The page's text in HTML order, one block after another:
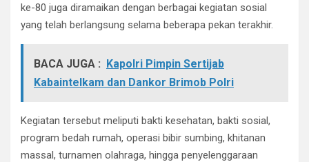
ke-80 juga diramaikan dengan berbagai kegiatan sosial
yang telah berlangsung selama beberapa pekan terakhir.
BACA JUGA : Kapolri Pimpin Sertijab
Kabaintelkam dan Dankor Brimob Polri
Kegiatan tersebut meliputi bakti kesehatan, bakti sosial,
program bedah rumah, operasi bibir sumbing, khitanan
massal, turnamen olahraga, hingga penyelenggaraan